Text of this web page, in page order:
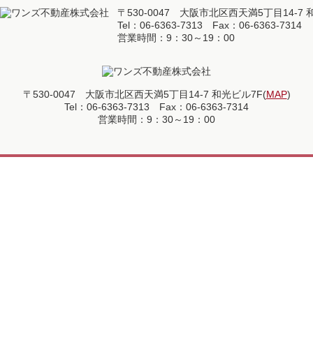
〒530-0047 大阪市北区西天満5丁目14-7
Tel：06-6363-7313 Fax：06-6363-7314
営業時間：9：30～19：00
〒530-0047 大阪市北区西天満5丁目14-7 和光ビル7F(MAP)
Tel：06-6363-7313 Fax：06-6363-7314
営業時間：9：30～19：00